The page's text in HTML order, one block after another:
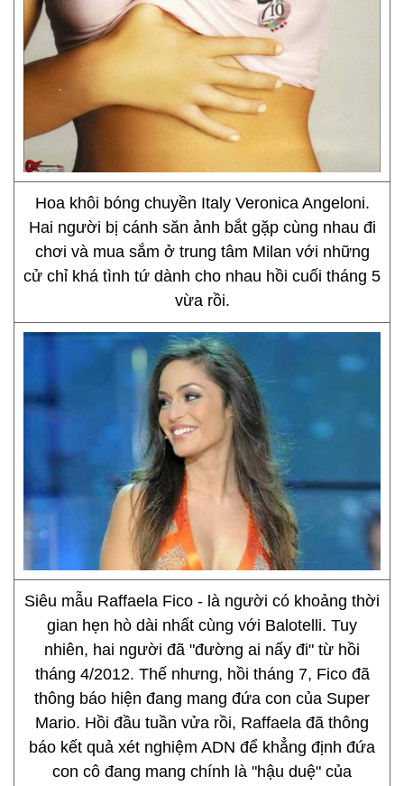
Hoa khôi bóng chuyền Italy Veronica Angeloni.
Hai người bị cánh săn ảnh bắt gặp cùng nhau đi
chơi và mua sắm ở trung tâm Milan với những
cử chỉ khá tình tứ dành cho nhau hồi cuối tháng 5
vừa rồi.
Siêu mẫu Raffaela Fico - là người có khoảng thời
gian hẹn hò dài nhất cùng với Balotelli. Tuy
nhiên, hai người đã "đường ai nấy đi" từ hồi
tháng 4/2012. Thế nhưng, hồi tháng 7, Fico đã
thông báo hiện đang mang đứa con của Super
Mario. Hồi đầu tuần vửa rồi, Raffaela đã thông
báo kết quả xét nghiệm ADN để khẳng định đứa
con cô đang mang chính là "hậu duệ" của